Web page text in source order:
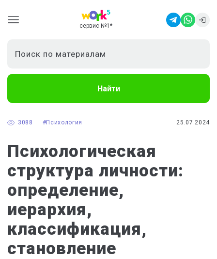
сервис №1 *
Найти
25.07.2024
#Психология
3088
Психологическая
структура личности:
определение,
иерархия,
классификация,
становление